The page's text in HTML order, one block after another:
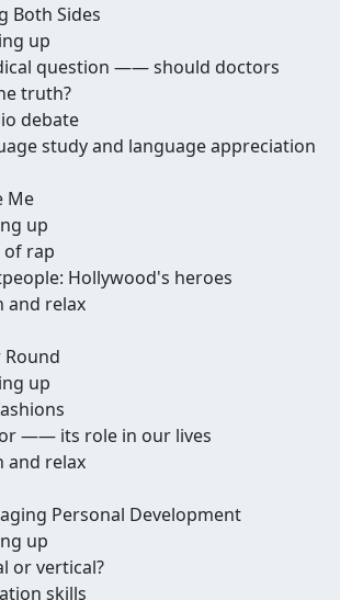
Both Sides
up
question —— should doctors
truth?
debate
study and language appreciation
Me
up
of rap
Hollywood's heroes
and relax
Round
up
—— its role in our lives
and relax
Personal Development
up
or vertical?
skills